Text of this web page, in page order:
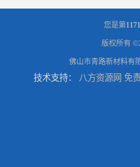
您是第
版权所有
佛山市青路新材料有
技术支持： 八方资源网 免